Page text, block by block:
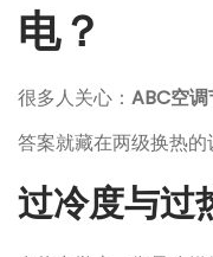
电？
很多人关心： ABC空
答案就藏在两级换热的
过冷度与过